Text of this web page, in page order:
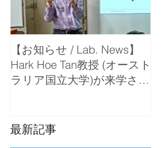
【お知らせ / Lab. News】
Hark Hoe Tan教授 (オースト
ラリア国立大学)が来学さ
最新記事